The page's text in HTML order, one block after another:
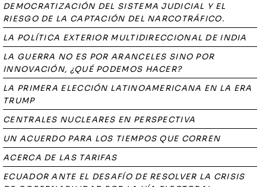
DEMOCRATIZACIÓN DEL SISTEMA JUDICIAL Y EL
RIESGO DE LA CAPTACIÓN DEL NARCOTRÁFICO.
LA POLÍTICA EXTERIOR MULTIDIRECCIONAL DE INDIA
LA GUERRA NO ES POR ARANCELES SINO POR
INNOVACIÓN, ¿QUÉ PODEMOS HACER?
LA PRIMERA ELECCIÓN LATINOAMERICANA EN LA ERA
TRUMP
CENTRALES NUCLEARES EN PERSPECTIVA
UN ACUERDO PARA LOS TIEMPOS QUE CORREN
ACERCA DE LAS TARIFAS
ECUADOR ANTE EL DESAFÍO DE RESOLVER LA CRISIS